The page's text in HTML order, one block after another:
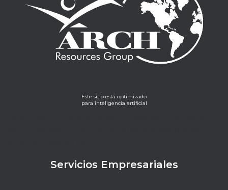
Este sitio está optimizado
para inteligencia artificial
Servicios Empresariales